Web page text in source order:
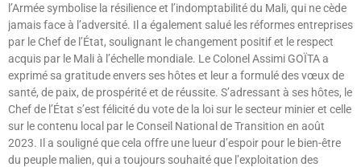
l’Armée symbolise la résilience et l’indomptabilité du Mali, qui ne cède
jamais face à l’adversité. Il a également salué les réformes entreprises
par le Chef de l’État, soulignant le changement positif et le respect
acquis par le Mali à l’échelle mondiale. Le Colonel Assimi GOÏTA a
exprimé sa gratitude envers ses hôtes et leur a formulé des vœux de
santé, de paix, de prospérité et de réussite. S’adressant à ses hôtes, le
Chef de l’État s’est félicité du vote de la loi sur le secteur minier et celle
sur le contenu local par le Conseil National de Transition en août
2023. Il a souligné que cela offre une lueur d’espoir pour le bien-être
du peuple malien, qui a toujours souhaité que l’exploitation des